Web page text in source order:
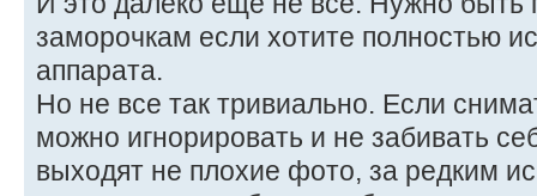
заморочкам если хотите полностью
аппарата.
Но не все так тривиально. Если
можно игнорировать и не забивать
выходят не плохие фото, за редким